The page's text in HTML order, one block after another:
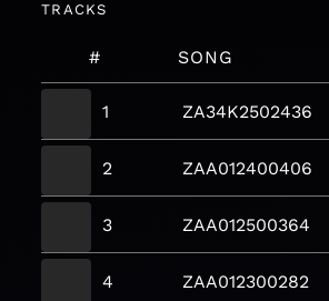
TRACKS
# SONG
1
ZA34K2502436
2 ZAA012400406
3 ZAA012500364
4 ZAA012300282